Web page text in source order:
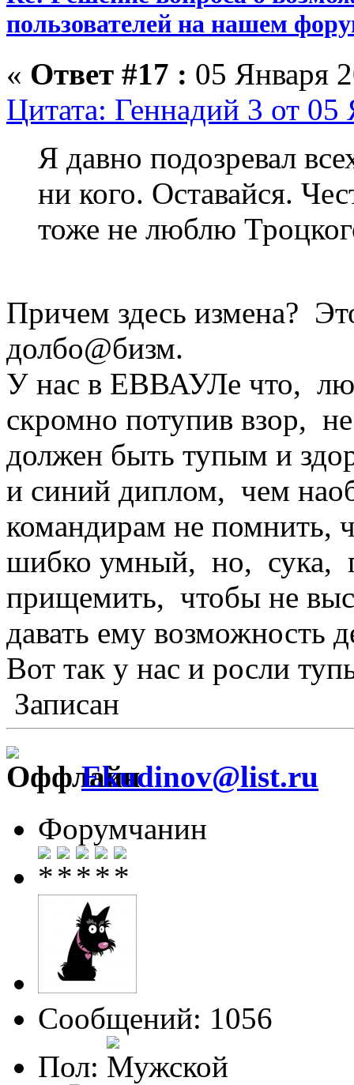
пользователей на нашем
« Ответ #17 : 05 Января
Цитата: Геннадий 3 от
Я давно подозревал
ни кого. Оставайся.
тоже не люблю
Причем здесь измена?
долбо@бизм.
У нас в ЕВВАУЛе что,
скромно потупив взор,
должен быть тупым и
и синий диплом, чем
командирам не помнить,
шибко умный, но, сука,
прищемить, чтобы не
давать ему возможность
Вот так у нас и росли
Записан
Ekudinov@list.ru
Форумчанин
Сообщений: 1056
Пол: